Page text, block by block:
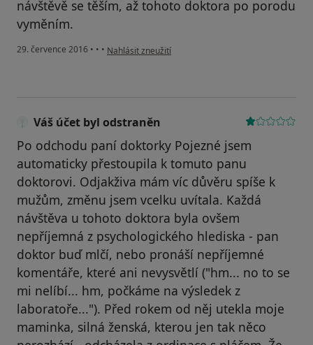
návštěvě se těším, až tohoto doktora po porodu
vyměním.
29. července 2016 • • • podle názoru uživatele Váš účet byl odstraněn
Nahlásit zneužití
Váš účet byl odstraněn
Po odchodu paní doktorky Pojezné jsem
automaticky přestoupila k tomuto panu
doktorovi. Odjakživa mám víc důvěru spíše k
mužům, změnu jsem vcelku uvítala. Každá
návštěva u tohoto doktora byla ovšem
nepříjemná z psychologického hlediska - pan
doktor buď mlčí, nebo pronáší nepříjemné
komentáře, které ani nevysvětlí ("hm... no to se
mi nelíbí... hm, počkáme na výsledek z
laboratoře..."). Před rokem od něj utekla moje
maminka, silná ženská, kterou jen tak něco